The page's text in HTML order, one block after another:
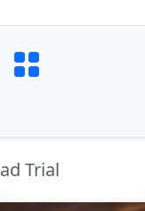
Trial